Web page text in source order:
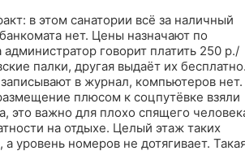
в этом санатории всё за наличный
нет. Цены назначают по
говорит платить 250 р./
палки, другая выдаёт их
в журнал, компьютеров нет.
плюсом к соцпутёвке взяли
это важно для плохо спящего
на отдыхе. Целый этаж таких
уровень номеров не дотягивает.